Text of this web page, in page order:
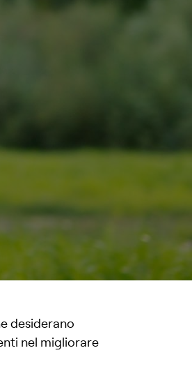
desiderano
nel migliorare